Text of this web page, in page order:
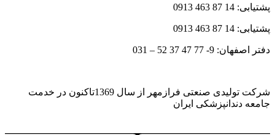
پشتیابی: 14 87 463 0913
پشتیابی: 14 87 463 0913
دفتر اصفهان: 9- 77 47 37 52 – 031
شرکت تولیدی صنعتی فرازمهر از سال 1369تاکنون در خدمت
جامعه دندانپزشکی ایران